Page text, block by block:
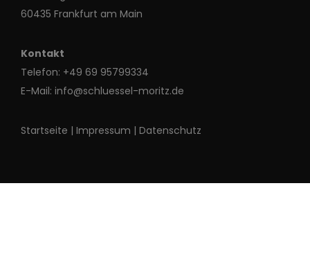
60435 Frankfurt am Main
Kontakt
Telefon: +49 69 95799334
E-Mail: info@schluessel-moritz.de
Startseite | Impressum | Datenschutz